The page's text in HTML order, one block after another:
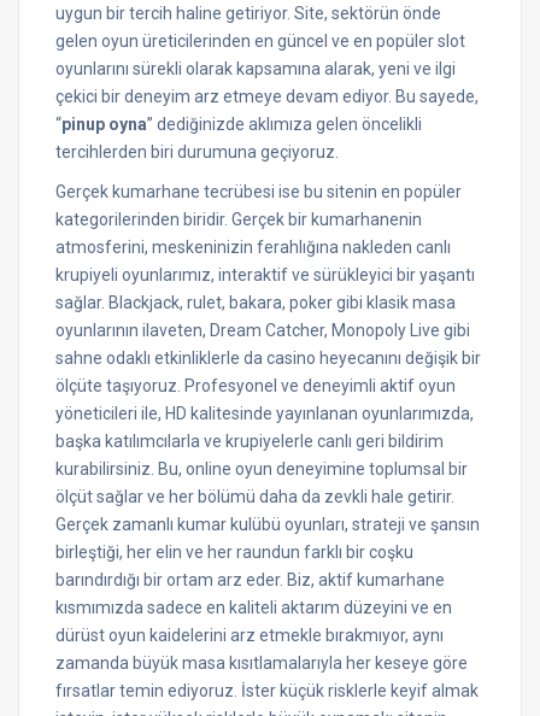
uygun bir tercih haline getiriyor. Site, sektörün önde
gelen oyun üreticilerinden en güncel ve en popüler slot
oyunlarını sürekli olarak kapsamına alarak, yeni ve ilgi
çekici bir deneyim arz etmeye devam ediyor. Bu sayede,
“pinup oyna” dediğinizde aklımıza gelen öncelikli
tercihlerden biri durumuna geçiyoruz.
Gerçek kumarhane tecrübesi ise bu sitenin en popüler
kategorilerinden biridir. Gerçek bir kumarhanenin
atmosferini, meskeninizin ferahlığına nakleden canlı
krupiyeli oyunlarımız, interaktif ve sürükleyici bir yaşantı
sağlar. Blackjack, rulet, bakara, poker gibi klasik masa
oyunlarının ilaveten, Dream Catcher, Monopoly Live gibi
sahne odaklı etkinliklerle da casino heyecanını değişik bir
ölçüte taşıyoruz. Profesyonel ve deneyimli aktif oyun
yöneticileri ile, HD kalitesinde yayınlanan oyunlarımızda,
başka katılımcılarla ve krupiyelerle canlı geri bildirim
kurabilirsiniz. Bu, online oyun deneyimine toplumsal bir
ölçüt sağlar ve her bölümü daha da zevkli hale getirir.
Gerçek zamanlı kumar kulübü oyunları, strateji ve şansın
birleştiği, her elin ve her raundun farklı bir coşku
barındırdığı bir ortam arz eder. Biz, aktif kumarhane
kısmımızda sadece en kaliteli aktarım düzeyini ve en
dürüst oyun kaidelerini arz etmekle bırakmıyor, aynı
zamanda büyük masa kısıtlamalarıyla her keseye göre
fırsatlar temin ediyoruz. İster küçük risklerle keyif almak